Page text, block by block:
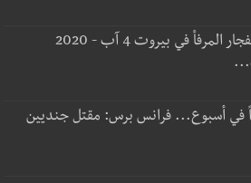
بالصور: انفجار المرفأ في بيروت 4 آب - 2020
في أسبوع... فرانس برس: مقتل جنديين